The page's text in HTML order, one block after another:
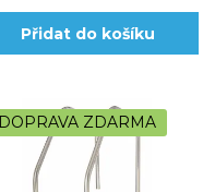
Přidat do košíku
DOPRAVA ZDARMA